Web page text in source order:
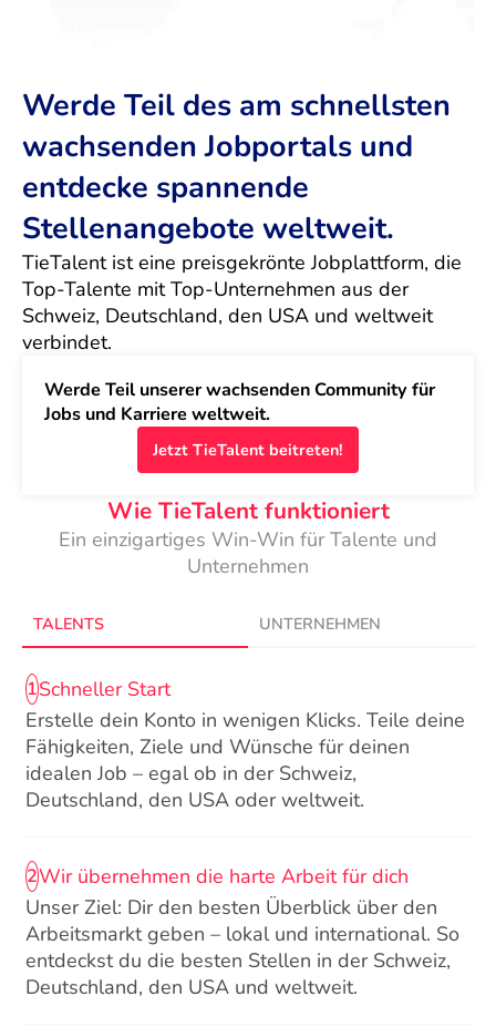
Werde Teil des am schnellsten
wachsenden Jobportals und
entdecke spannende
Stellenangebote weltweit.
TieTalent ist eine preisgekrönte Jobplattform, die
Top-Talente mit Top-Unternehmen aus der
Schweiz, Deutschland, den USA und weltweit
verbindet.
Werde Teil unserer wachsenden Community für
Jobs und Karriere weltweit.
Jetzt TieTalent beitreten!
Wie TieTalent funktioniert
Ein einzigartiges Win-Win für Talente und
Unternehmen
TALENTS UNTERNEHMEN
1Schneller Start
Erstelle dein Konto in wenigen Klicks. Teile deine
Fähigkeiten, Ziele und Wünsche für deinen
idealen Job – egal ob in der Schweiz,
Deutschland, den USA oder weltweit.
2Wir übernehmen die harte Arbeit für dich
Unser Ziel: Dir den besten Überblick über den
Arbeitsmarkt geben – lokal und international. So
entdeckst du die besten Stellen in der Schweiz,
Deutschland, den USA und weltweit.